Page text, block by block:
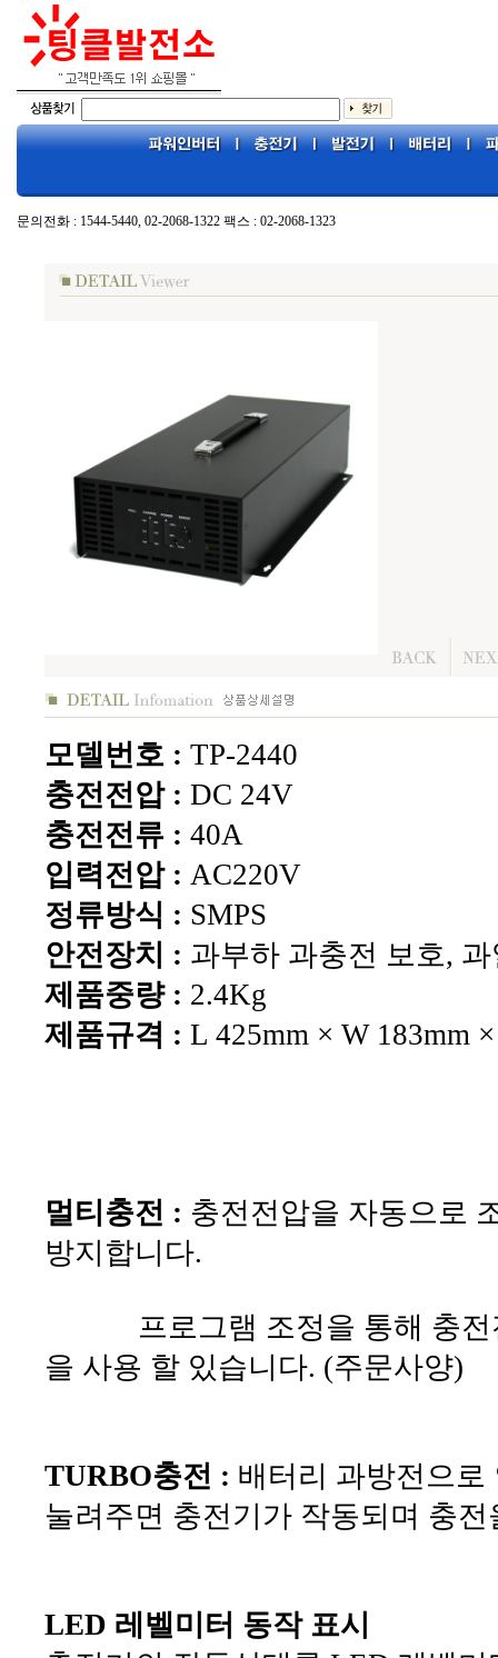
문의전화 : 1544-5440, 02-2068-1322 팩스 : 02-2068-1323
모델번호 : TP-2440
충전전압 : DC 24V
충전전류 : 40A
입력전압 : AC220V
정류방식 : SMPS
안전장치 : 과부하 과충전 보호,
제품중량 : 2.4Kg
제품규격 : L 425mm × W 183mm
멀티충전 : 충전전압을 자동으로
방지합니다.
프로그램 조정을 통해 충전전
을 사용 할 있습니다. (주문사양)
TURBO충전 : 배터리 과방전으로
눌려주면 충전기가 작동되며 충
LED 레벨미터 동작 표시